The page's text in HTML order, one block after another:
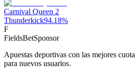
Carnival Queen 2
Thunderkick94.18%
F
FieldsBetSponsor
Apuestas deportivas con las mejores
para nuevos usuarios.